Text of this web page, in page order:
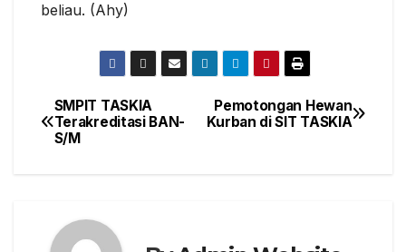
beliau. (Ahy)
Post
navigation
Pemotongan Hewan
Kurban di SIT TASKIA
SMPIT TASKIA
Terakreditasi BAN-
S/M